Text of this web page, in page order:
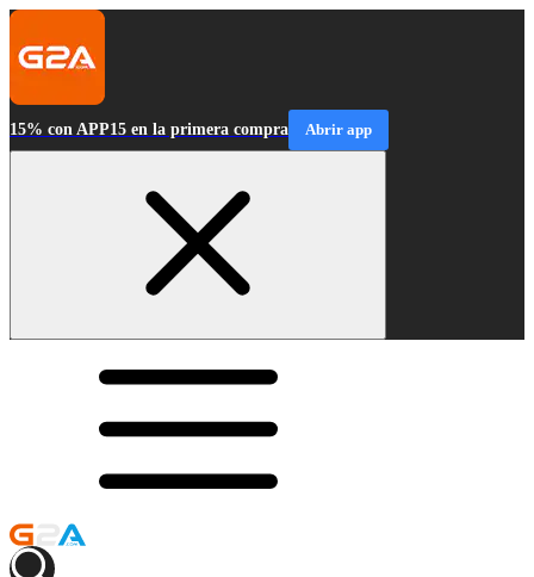
15% con APP15 en la primera compra Abrir app